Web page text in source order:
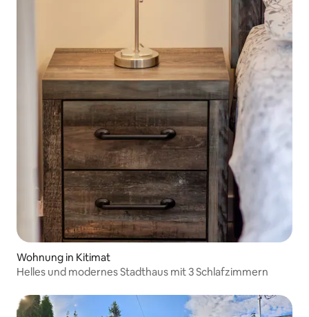
Wohnung in Kitimat
Helles und modernes Stadthaus mit 3 Schlafzimmern